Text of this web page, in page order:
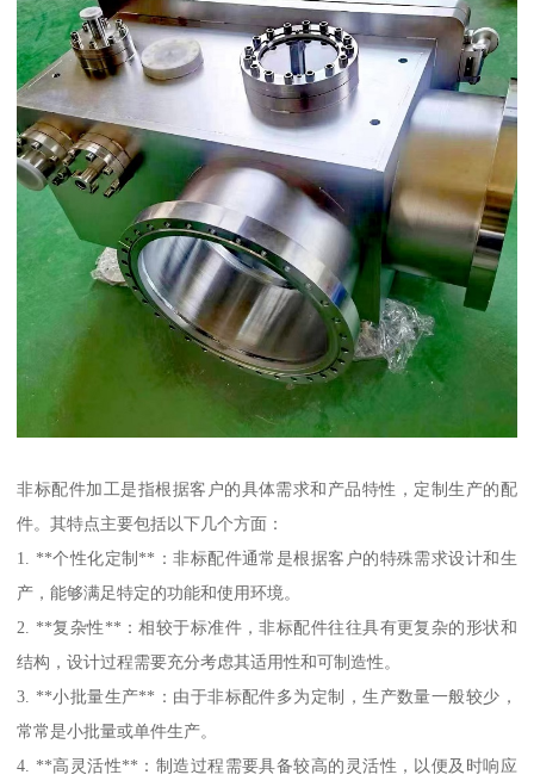
非标配件加工是指根据客户的具体需求和产品特性，定制生产的配
件。其特点主要包括以下几个方面：
1. **个性化定制**：非标配件通常是根据客户的特殊需求设计和生
产，能够满足特定的功能和使用环境。
2. **复杂性**：相较于标准件，非标配件往往具有更复杂的形状和
结构，设计过程需要充分考虑其适用性和可制造性。
3. **小批量生产**：由于非标配件多为定制，生产数量一般较少，
常常是小批量或单件生产。
4. **高灵活性**：制造过程需要具备较高的灵活性，以便及时响应